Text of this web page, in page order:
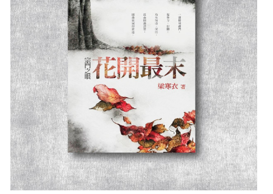
入會申請．兩座山之間
．華嚴初始
．雨季，兩個旅人
．花開最末
．杏葉詩
．閱讀與人生（上）——談閱讀對自我生
命的啟發
．閱讀與人生（下）——談閱讀對自我生
梁寒衣著作（書目/序/評論）
他方之眼（報導/評論/學術研究）
行向圓覺/課程・共修
華嚴智海/教觀、禪觀
宗門之眼/經藏之美
拄杖在手
拄杖在手/論文・演講・座談・開示
拄杖在手/隨身法藏
寒雪付衣/散文・詩歌・偈贊
薔薇與棘原/現代小說・寓言小說・佛化小說
影之聲/電影內外觀
道在一切/影音
線上聆聽
【道德經】
【勝鬘經】
行道瓔珞
感思與洄瀾
千眼書屋/書籍．作品
搜索
聯絡我們
華嚴智海—《道德經》
拄杖在手／論文・演講・座談・開示
寒雪付衣／詩歌・散文
薔薇與棘原／現代小說・寓言小說・佛化小說
影之聲／電影內外觀
感思與洄瀾
行向圓覺／共修